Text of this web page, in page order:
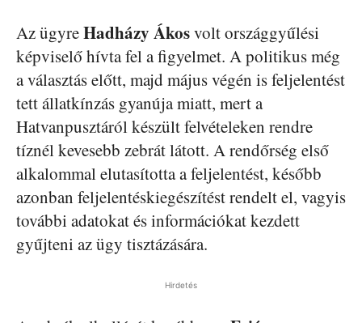
Az ügyreHadházy Ákosvolt országgyűlési
képviselő hívta fel a figyelmet. A politikus még
a választás előtt, majd május végén is feljelentést
tett állatkínzás gyanúja miatt, mert a
Hatvanpusztáról készült felvételeken rendre
tíznél kevesebb zebrát látott. A rendőrség első
alkalommal elutasította a feljelentést, később
azonban feljelentéskiegészítést rendelt el, vagyis
további adatokat és információkat kezdett
gyűjteni az ügy tisztázására.
Hirdetés